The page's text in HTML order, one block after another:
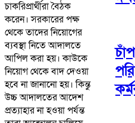
চাকরিপ্রার্থীরা বৈঠক
করেন। সরকারের পক্ষ
থেকে তাদের নিয়োগের
ব্যবস্থা নিতে আদালতে
আপিল করা হয়। কাউকে
নিয়োগ থেকে বাদ দেওয়া
হবে না জানানো হয়। কিন্তু
উচ্চ আদালতের আদেশ
প্রত্যাহার না হওয়া পর্যন্ত